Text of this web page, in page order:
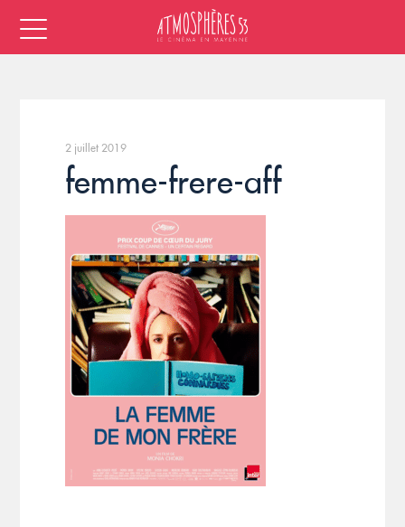
2 juillet 2019
femme-frere-aff